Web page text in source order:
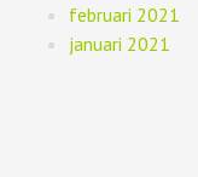
februari 2021
januari 2021